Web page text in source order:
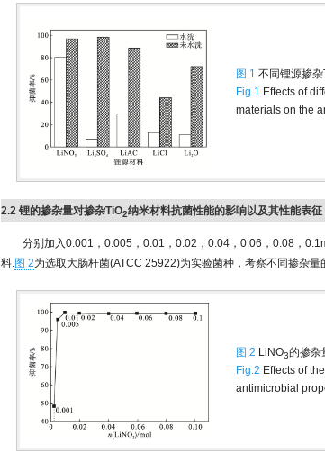
图 1 不同锂源掺杂
Fig.1 Effects of
materials on the
2.2 锂的掺杂量对掺杂TiO2纳米材料抗菌性能的影响以及其性能表征
分别加入0.001，0.005，0.01，0.02，0.04，0.06，0.08，
料.图 2为选取大肠杆菌(ATCC 25922)为实验菌种，考察不同掺杂量
图 2 LiNO3的掺杂
Fig.2 Effects of
antimicrobial